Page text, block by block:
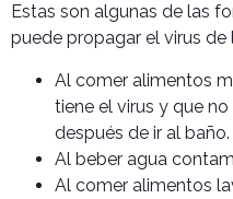
Estas son algunas de las
puede propagar el virus de
Al comer alimentos
tiene el virus y que
después de ir al baño.
Al beber agua
Al comer alimentos